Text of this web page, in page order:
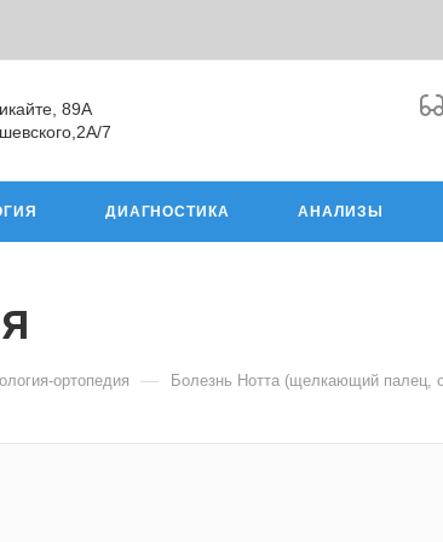
89А
7
ДИАГНОСТИКА АНАЛИЗЫ
ортопедия — Болезнь Нотта (щелкающий палец,